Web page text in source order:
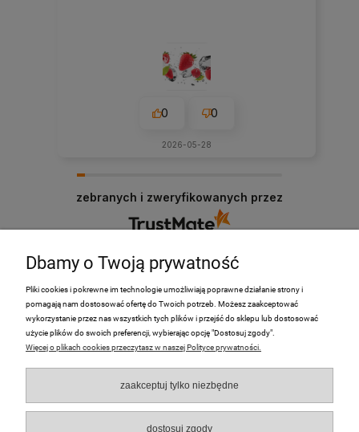
0 0
2026-05-28
zebranych i zweryfikowanych przez
PRODUKTY
Moje Konto
Płatności i dostawa
O nas
Dbamy o Twoją prywatność
Pliki cookies i pokrewne im technologie umożliwiają poprawne działanie strony i
pomagają nam dostosować ofertę do Twoich potrzeb. Możesz zaakceptować
wykorzystanie przez nas wszystkich tych plików i przejść do sklepu lub dostosować
użycie plików do swoich preferencji, wybierając opcję "Dostosuj zgody".
Więcej o plikach cookies przeczytasz w naszej Polityce prywatności.
zaakceptuj tylko niezbędne
dostosuj zgody